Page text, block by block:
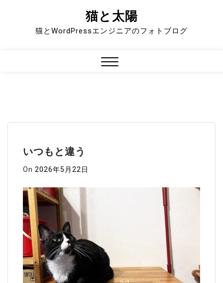
猫と太陽
猫とWordPressエンジニアのフォトブログ
いつもと違う
On 2026年5月22日